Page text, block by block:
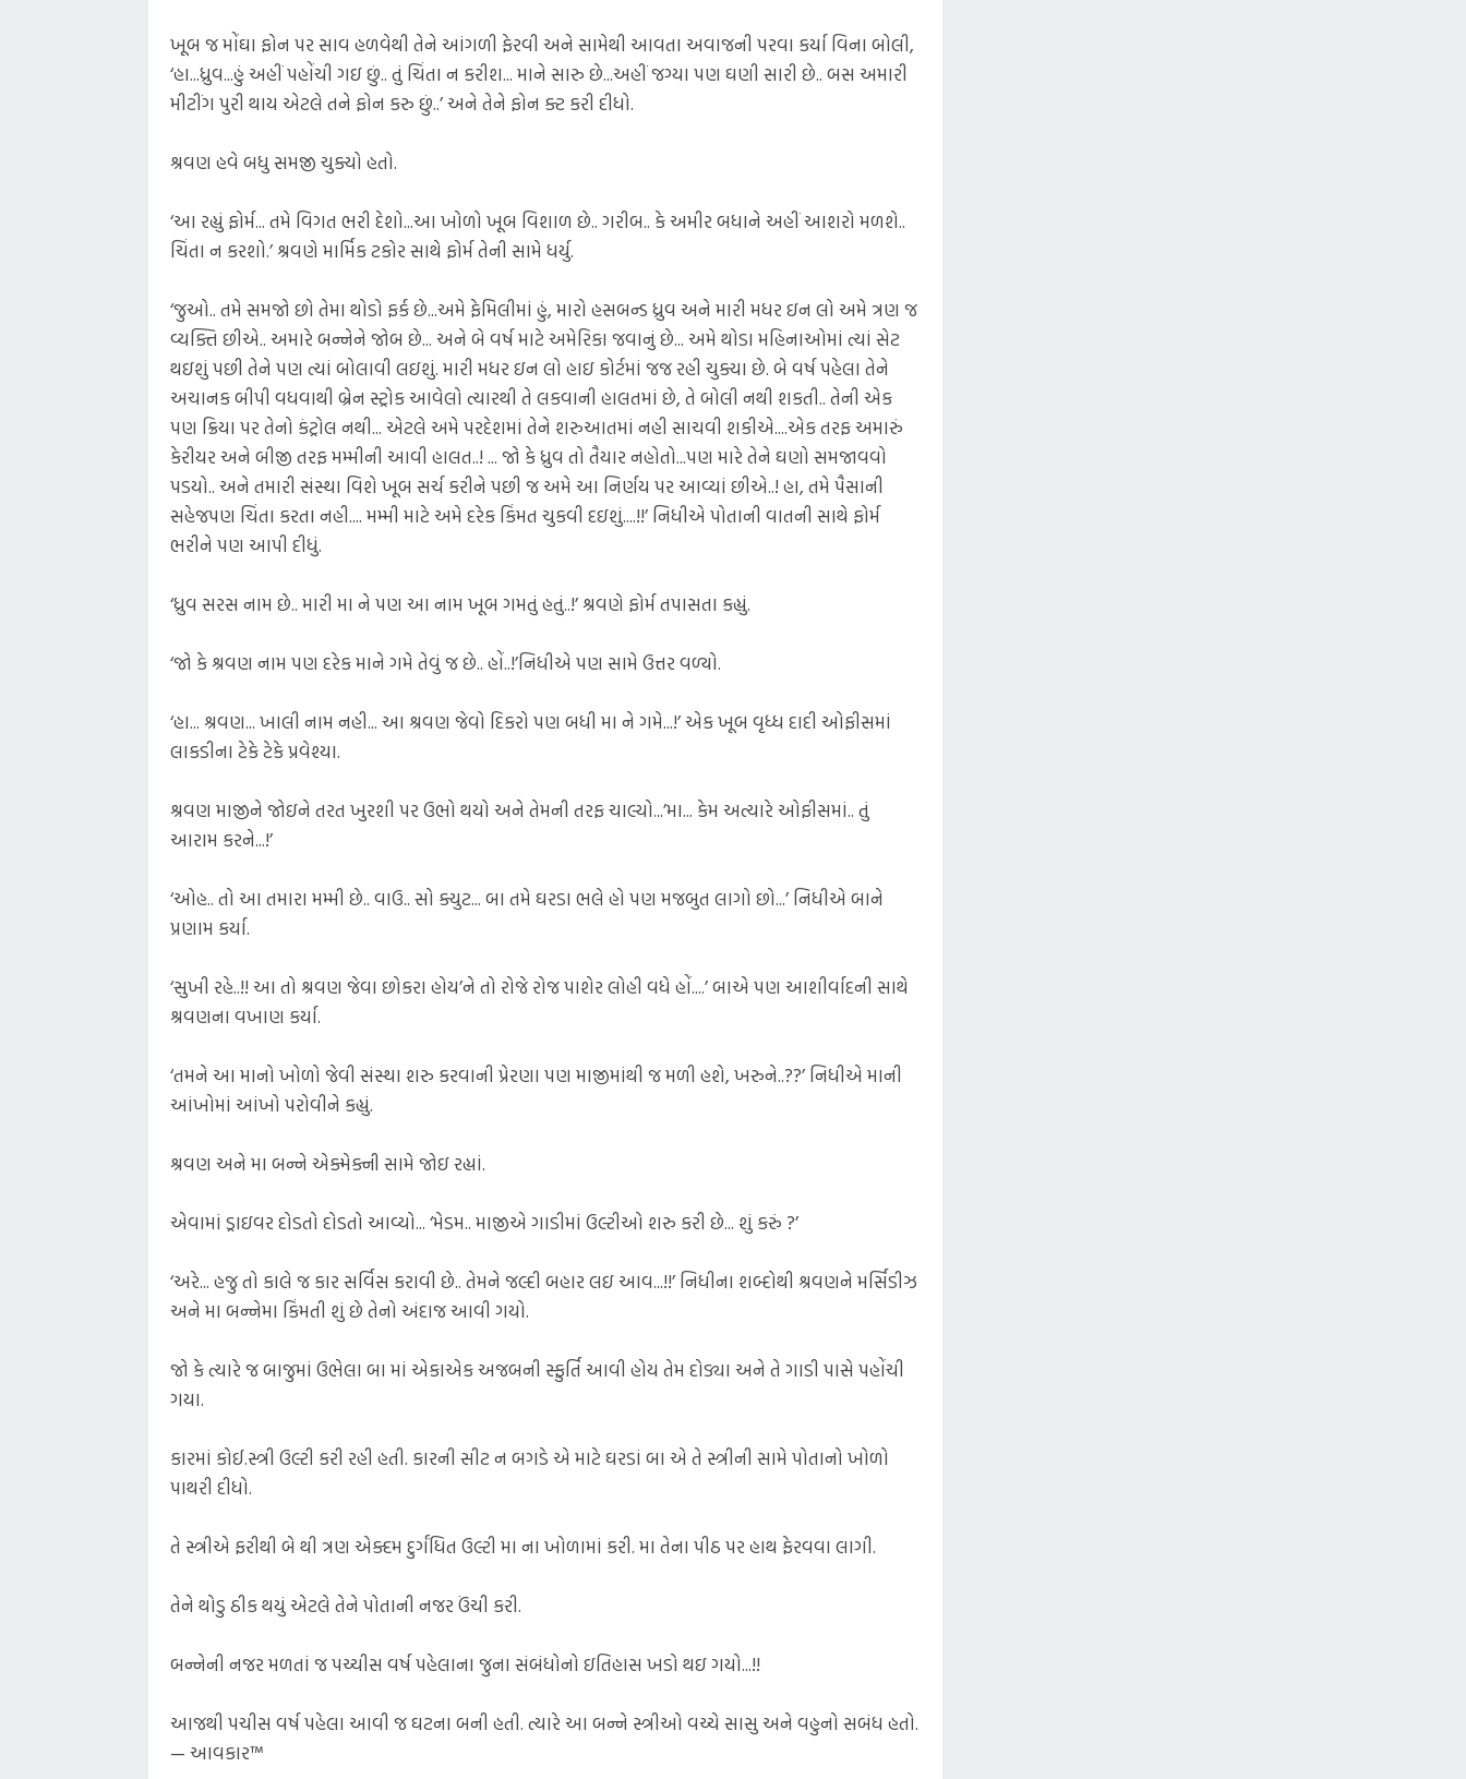
ખૂબ જ મોંઘા ફોન પર સાવ હળવેથી તેને આંગળી ફેરવી અને સામેથી આવતા અવાજની પરવા કર્યા વિના બોલી,
‘હા...ધ્રુવ...હું અહીં પહોંચી ગઇ છું.. તું ચિંતા ન કરીશ... માને સારુ છે...અહીં જગ્યા પણ ઘણી સારી છે.. બસ અમારી
મીટીંગ પુરી થાય એટલે તને ફોન કરુ છું..’ અને તેને ફોન ક્ટ કરી દીધો.
શ્રવણ હવે બધુ સમજી ચુક્યો હતો.
‘આ રહ્યું ફોર્મ... તમે વિગત ભરી દેશો...આ ખોળો ખૂબ વિશાળ છે.. ગરીબ.. કે અમીર બધાને અહીં આશરો મળશે..
ચિંતા ન કરશો.’ શ્રવણે માર્મિક ટકોર સાથે ફોર્મ તેની સામે ધર્યુ.
‘જુઓ.. તમે સમજો છો તેમા થોડો ફર્ક છે...અમે ફેમિલીમાં હું, મારો હસબન્ડ ધ્રુવ અને મારી મધર ઇન લો અમે ત્રણ જ
વ્યક્તિ છીએ.. અમારે બન્નેને જોબ છે... અને બે વર્ષ માટે અમેરિકા જવાનું છે... અમે થોડા મહિનાઓમાં ત્યાં સેટ
થઇશું પછી તેને પણ ત્યાં બોલાવી લઇશું. મારી મધર ઇન લો હાઇ કોર્ટમાં જજ રહી ચુક્યા છે. બે વર્ષ પહેલા તેને
અચાનક બીપી વધવાથી બ્રેન સ્ટ્રોક આવેલો ત્યારથી તે લકવાની હાલતમાં છે, તે બોલી નથી શકતી.. તેની એક
પણ ક્રિયા પર તેનો કંટ્રોલ નથી... એટલે અમે પરદેશમાં તેને શરુઆતમાં નહી સાચવી શકીએ....એક તરફ અમારું
કેરીયર અને બીજી તરફ મમ્મીની આવી હાલત..! ... જો કે ધ્રુવ તો તૈયાર નહોતો...પણ મારે તેને ઘણો સમજાવવો
પડયો.. અને તમારી સંસ્થા વિશે ખૂબ સર્ચ કરીને પછી જ અમે આ નિર્ણય પર આવ્યાં છીએ..! હા, તમે પૈસાની
સહેજપણ ચિંતા કરતા નહી.... મમ્મી માટે અમે દરેક કિંમત ચુકવી દઇશું....!!’ નિધીએ પોતાની વાતની સાથે ફોર્મ
ભરીને પણ આપી દીધું.
‘ધ્રુવ સરસ નામ છે.. મારી મા ને પણ આ નામ ખૂબ ગમતું હતું..!’ શ્રવણે ફોર્મ તપાસતા કહ્યું.
‘જો કે શ્રવણ નામ પણ દરેક માને ગમે તેવું જ છે.. હોં..!’નિધીએ પણ સામે ઉત્તર વળ્યો.
‘હા... શ્રવણ... ખાલી નામ નહી... આ શ્રવણ જેવો દિકરો પણ બધી મા ને ગમે...!’ એક ખૂબ વૃધ્ધ દાદી ઓફીસમાં
લાકડીના ટેકે ટેકે પ્રવેશ્યા.
શ્રવણ માજીને જોઇને તરત ખુરશી પર ઉભો થયો અને તેમની તરફ ચાલ્યો...’મા... કેમ અત્યારે ઓફીસમાં.. તું
આરામ કરને...!’
‘ઓહ.. તો આ તમારા મમ્મી છે.. વાઉ.. સો ક્યુટ... બા તમે ઘરડા ભલે હો પણ મજબુત લાગો છો...’ નિધીએ બાને
પ્રણામ કર્યા.
‘સુખી રહે..!! આ તો શ્રવણ જેવા છોકરા હોય’ને તો રોજે રોજ પાશેર લોહી વધે હોં....’ બાએ પણ આશીર્વાદની સાથે
શ્રવણના વખાણ કર્યા.
‘તમને આ માનો ખોળો જેવી સંસ્થા શરુ કરવાની પ્રેરણા પણ માજીમાંથી જ મળી હશે, ખરુને..??’ નિધીએ માની
આંખોમાં આંખો પરોવીને કહ્યું.
શ્રવણ અને મા બન્ને એક્મેક્ની સામે જોઇ રહ્યાં.
એવામાં ડ્રાઇવર દોડતો દોડતો આવ્યો... ‘મેડમ.. માજીએ ગાડીમાં ઉલ્ટીઓ શરુ કરી છે... શું કરું ?’
‘અરે... હજુ તો કાલે જ કાર સર્વિસ કરાવી છે.. તેમને જલ્દી બહાર લઇ આવ...!!’ નિધીના શબ્દોથી શ્રવણને મર્સિડીઝ
અને મા બન્નેમા કિંમતી શું છે તેનો અંદાજ આવી ગયો.
જો કે ત્યારે જ બાજુમાં ઉભેલા બા માં એકાએક અજબની સ્ફુર્તિ આવી હોય તેમ દોડ્યા અને તે ગાડી પાસે પહોંચી
ગયા.
કારમાં કોઈ.સ્ત્રી ઉલ્ટી કરી રહી હતી. કારની સીટ ન બગડે એ માટે ઘરડાં બા એ તે સ્ત્રીની સામે પોતાનો ખોળો
પાથરી દીધો.
તે સ્ત્રીએ ફરીથી બે થી ત્રણ એક્દમ દુર્ગંધિત ઉલ્ટી મા ના ખોળામાં કરી. મા તેના પીઠ પર હાથ ફેરવવા લાગી.
તેને થોડુ ઠીક થયું એટલે તેને પોતાની નજર ઉંચી કરી.
બન્નેની નજર મળતાં જ પચ્ચીસ વર્ષ પહેલાના જુના સંબંધોનો ઇતિહાસ ખડો થઇ ગયો...!!
આજથી પચીસ વર્ષ પહેલા આવી જ ઘટના બની હતી. ત્યારે આ બન્ને સ્ત્રીઓ વચ્ચે સાસુ અને વહુનો સબંધ હતો.
— આવકાર™